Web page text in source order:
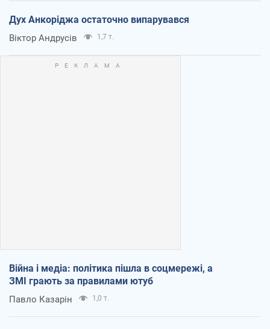
Дух Анкоріджа остаточно випарувався
Віктор Андрусів 1,7 т.
Війна і медіа: політика пішла в соцмережі, а
ЗМІ грають за правилами ютуб
Павло Казарін 1,0 т.